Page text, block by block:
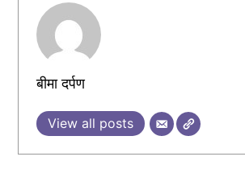
बीमा दर्पण
View all posts